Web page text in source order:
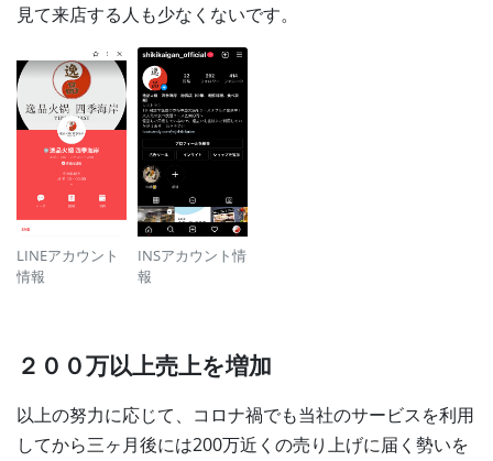
見て来店する人も少なくないです。
LINEアカウント
情報
INSアカウント情
報
２００万以上売上を増加
以上の努力に応じて、コロナ禍でも当社のサービスを利用
してから三ヶ月後には200万近くの売り上げに届く勢いを